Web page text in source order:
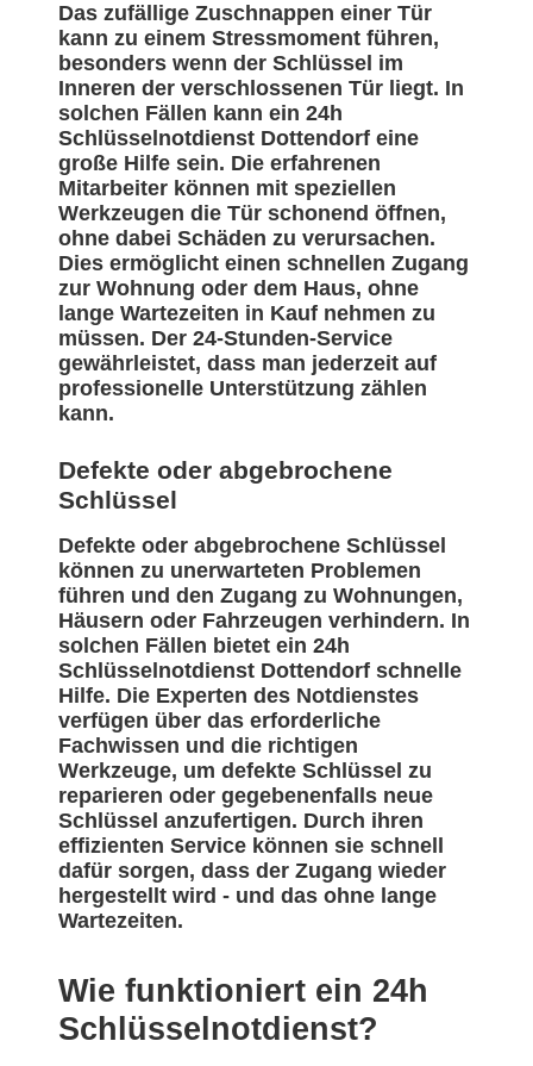
Das zufällige Zuschnappen einer Tür
kann zu einem Stressmoment führen,
besonders wenn der Schlüssel im
Inneren der verschlossenen Tür liegt. In
solchen Fällen kann ein 24h
Schlüsselnotdienst Dottendorf eine
große Hilfe sein. Die erfahrenen
Mitarbeiter können mit speziellen
Werkzeugen die Tür schonend öffnen,
ohne dabei Schäden zu verursachen.
Dies ermöglicht einen schnellen Zugang
zur Wohnung oder dem Haus, ohne
lange Wartezeiten in Kauf nehmen zu
müssen. Der 24-Stunden-Service
gewährleistet, dass man jederzeit auf
professionelle Unterstützung zählen
kann.
Defekte oder abgebrochene
Schlüssel
Defekte oder abgebrochene Schlüssel
können zu unerwarteten Problemen
führen und den Zugang zu Wohnungen,
Häusern oder Fahrzeugen verhindern. In
solchen Fällen bietet ein 24h
Schlüsselnotdienst Dottendorf schnelle
Hilfe. Die Experten des Notdienstes
verfügen über das erforderliche
Fachwissen und die richtigen
Werkzeuge, um defekte Schlüssel zu
reparieren oder gegebenenfalls neue
Schlüssel anzufertigen. Durch ihren
effizienten Service können sie schnell
dafür sorgen, dass der Zugang wieder
hergestellt wird - und das ohne lange
Wartezeiten.
Wie funktioniert ein 24h
Schlüsselnotdienst?